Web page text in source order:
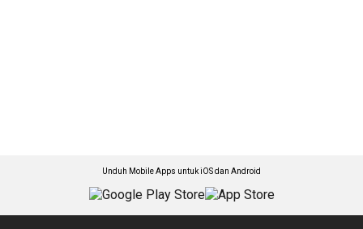
Unduh Mobile Apps untuk iOS dan Android